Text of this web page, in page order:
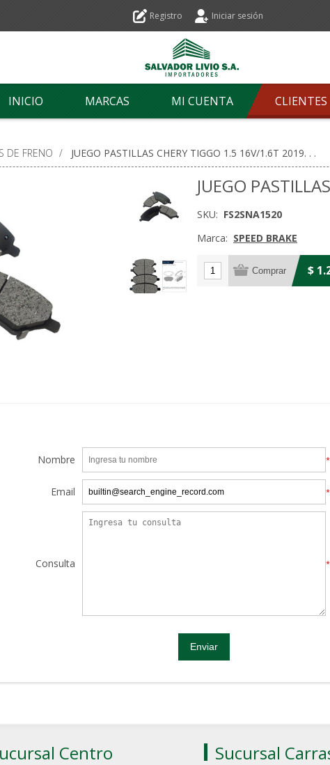
Registro Iniciar sesión
INICIO MARCAS MI CUENTA
DE FRENO / JUEGO PASTILLAS CHERY TIGGO 1.5 16V/1.6T 2019. . .
JUEGO
SKU: FS2SNA1520
Marca: SPEED BRAKE
$
Nombre *
Email *
Consulta *
Centro Sucursal